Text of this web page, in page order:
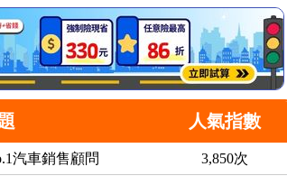
人氣指數
汽車銷售顧問 3,850次